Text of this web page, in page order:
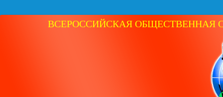
ВСЕРОССИЙСКАЯ ОБЩЕСТВЕННАЯ